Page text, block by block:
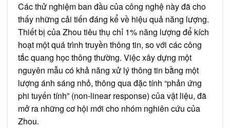
Các thử nghiệm ban đầu của công nghệ này đã cho
thấy những cải tiến đáng kể về hiệu quả năng lượng.
Thiết bị của Zhou tiêu thụ chỉ 1% năng lượng để kích
hoạt một quá trình truyền thông tin, so với các công
tắc quang học thông thường. Việc xây dựng một
nguyên mẫu có khả năng xử lý thông tin bằng một
lượng ánh sáng nhỏ, thông qua đặc tính “phản ứng
phi tuyến tính” (non-linear response) của vật liệu, đã
mở ra những cơ hội mới cho nhóm nghiên cứu của
Zhou.